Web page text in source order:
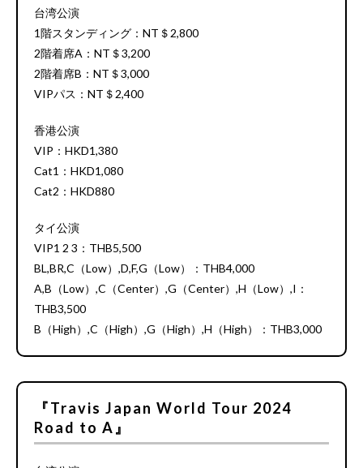
台湾公演
1階スタンディング：NT＄2,800
2階着席A：NT＄3,200
2階着席B：NT＄3,000
VIPパス：NT＄2,400
香港公演
VIP：HKD1,380
Cat1：HKD1,080
Cat2：HKD880
タイ公演
VIP1 2 3：THB5,500
BL,BR,C（Low）,D,F,G（Low）：THB4,000
A,B（Low）,C（Center）,G（Center）,H（Low）,I：
THB3,500
B（High）,C（High）,G（High）,H（High）：THB3,000
『Travis Japan World Tour 2024
Road to A』